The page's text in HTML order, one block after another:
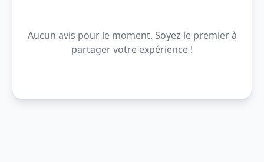
Aucun avis pour le moment. Soyez le premier à
partager votre expérience !